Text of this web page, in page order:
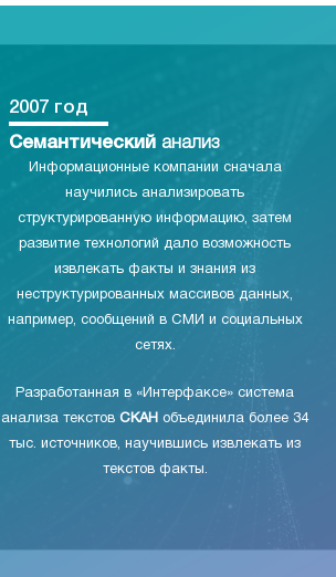
2007 год
Семантический анализ
Информационные компании сначала
научились анализировать
структурированную информацию, затем
развитие технологий дало возможность
извлекать факты и знания из
неструктурированных массивов данных,
например, сообщений в СМИ и социальных
сетях.
Разработанная в «Интерфаксе» система
анализа текстов СКАН объединила более 34
тыс. источников, научившись извлекать из
текстов факты.